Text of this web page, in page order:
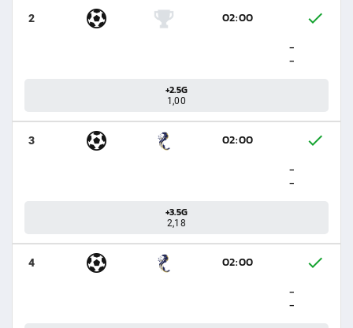
2
02:00
-
-
+2.5G
1,00
3
02:00
-
-
+3.5G
2,18
4
02:00
-
-